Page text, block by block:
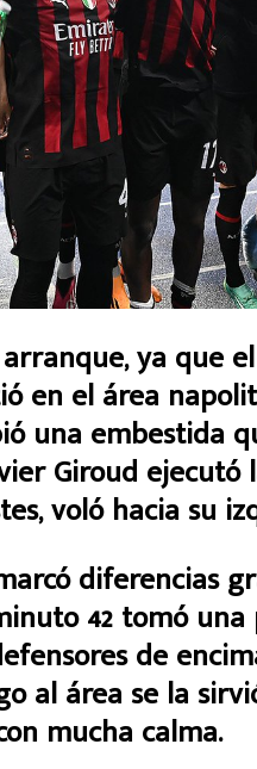
ya que
en el área
una embestida
Giroud
voló hacia su
diferencias
42 tomó
de
al área se la
mucha calma.